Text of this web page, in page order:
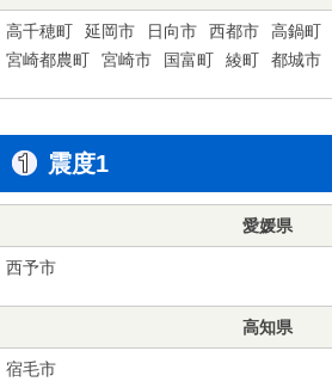
高千穂町 延岡市 日向市 西都市 高鍋町
宮崎都農町
宮崎市 国富町 綾町 都城市
震度1
愛媛県
西予市
高知県
宿毛市